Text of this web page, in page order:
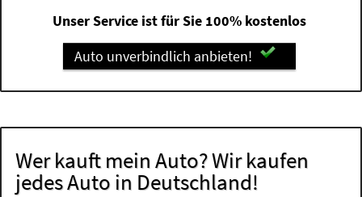
Unser Service ist für Sie 100% kostenlos
Auto unverbindlich anbieten!
Wer kauft mein Auto? Wir kaufen
jedes Auto in Deutschland!